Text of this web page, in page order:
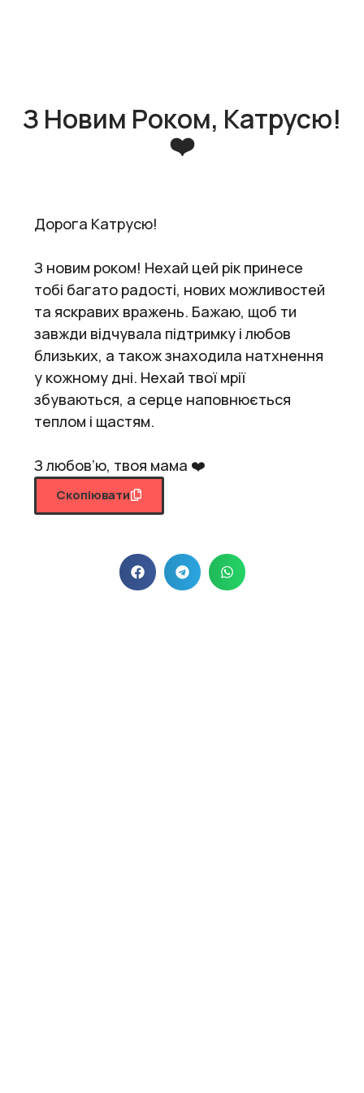
З Новим Роком, Катрусю!
❤️
Дорога Катрусю!
З новим роком! Нехай цей рік принесе
тобі багато радості, нових можливостей
та яскравих вражень. Бажаю, щоб ти
завжди відчувала підтримку і любов
близьких, а також знаходила натхнення
у кожному дні. Нехай твої мрії
збуваються, а серце наповнюється
теплом і щастям.
З любов’ю, твоя мама ❤️
Скопіювати